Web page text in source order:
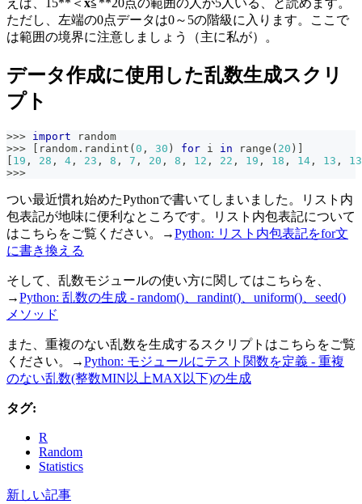
ただし、左端の0点データは0～5の階級に入ります。ここで
は範囲の境界に注意しましょう（主に私が）。
データ作成に使用した乱数生成スクリ
プト
>>> import random
>>> [ random . randint (0 , 30 ) for i in range ( 20 ) ]
[ 19 , 28 , 4 , 23 , 8 , 7 , 20 , 8 , 12 , 22 , 19 , 18 , 14 , 13 ,
13
>>>
つい最近慣れ始めたPythonで書いてしまいました。リスト内
包表記が地味に便利なところです。リスト内包表記について
はこちらをご覧ください。→Python: リスト内包表記をfor文
に書き換える
そして、乱数モジュールの使い方に関してはこちらを、
→Python: 乱数の生成 - random()、randint()、uniform()、seed()
メソッド
また、重複のない乱数を生成するスクリプトはこちらをご覧
ください。→Python: モジュールにテスト関数を定義 - 重複
のない乱数(整数MIN以上MAX以下)の生成
タグ:
R
Random
Statistics
新しい記事